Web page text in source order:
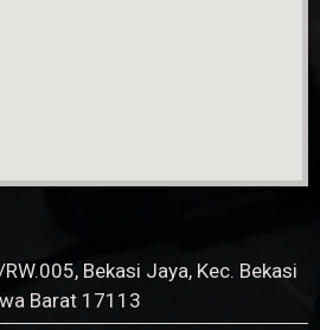
Bekasi Jaya, Kec. Bekasi
Barat 17113